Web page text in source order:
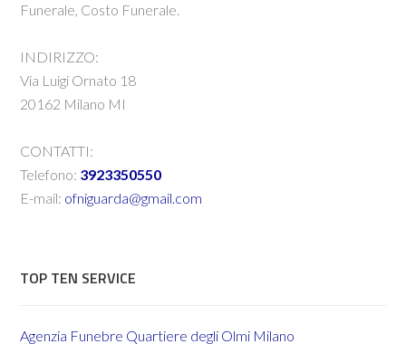
Funerale, Costo Funerale.
INDIRIZZO:
Via Luigi Ornato 18
20162 Milano MI
CONTATTI:
Telefono: 3923350550
E-mail: ofniguarda@gmail.com
TOP TEN SERVICE
Agenzia Funebre Quartiere degli Olmi Milano